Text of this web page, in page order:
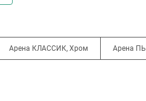
Арена КЛАССИК, Хром Арена